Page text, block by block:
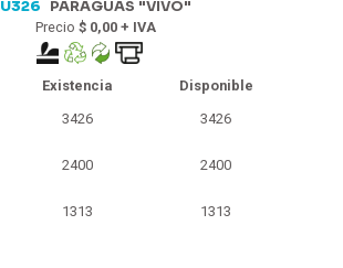
U326 PARAGUAS "VIVO"
Precio $ 0,00 + IVA
Existencia
Disponible
3426
3426
2400 2400
1313 1313